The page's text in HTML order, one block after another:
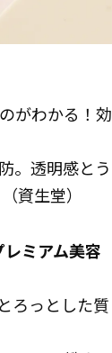
がわかる！効
。透明感とう
資生堂）
ミアム美容
ろっとした質